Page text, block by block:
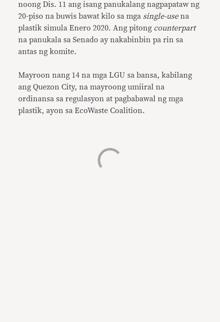
noong Dis. 11 ang isang panukalang nagpapataw ng
20-piso na buwis bawat kilo sa mga single-usena
plastik simula Enero 2020. Ang pitong counterpart
na panukala sa Senado ay nakabinbin pa rin sa
antas ng komite.
Mayroon nang 14 na mga LGU sa bansa, kabilang
ang Quezon City, na mayroong umiiral na
ordinansa sa regulasyon at pagbabawal ng mga
plastik, ayon sa EcoWaste Coalition.